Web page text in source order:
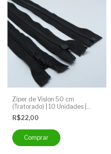
Zíper de Vislon 50 cm
(Tratorado) | 10 Unidades |
Ideal para Jaquetas e Mochilas |
Cor: Preto
R$22,00